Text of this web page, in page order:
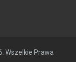
Wszelkie Prawa